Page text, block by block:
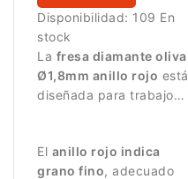
Disponibilidad: 109 En
stock
La fresa diamante oliva
Ø1,8mm anillo rojo está
diseñada para trabajos
El anillo rojo indica
grano fino, adecuado